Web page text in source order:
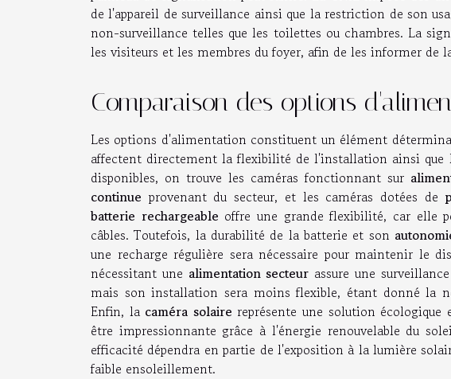
de l'appareil de surveillance ainsi que la restriction de son
non-surveillance telles que les toilettes ou chambres. La
les visiteurs et les membres du foyer, afin de les informer de
Comparaison des options
Les options d'alimentation constituent un élément
affectent directement la flexibilité de l'installation ainsi
disponibles, on trouve les caméras fonctionnant sur
continue provenant du secteur, et les caméras dotées de
batterie rechargeable offre une grande flexibilité, car elle
câbles. Toutefois, la durabilité de la batterie et son
une recharge régulière sera nécessaire pour maintenir le
nécessitant une alimentation secteur assure une
mais son installation sera moins flexible, étant donné la
Enfin, la caméra solaire représente une solution
être impressionnante grâce à l'énergie renouvelable du
efficacité dépendra en partie de l'exposition à la lumière
faible ensoleillement.